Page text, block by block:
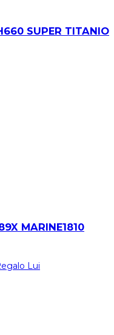
SUPER TITANIO
MARINE1810
Lui